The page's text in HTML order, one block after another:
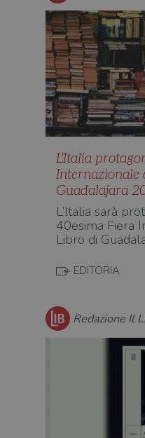
L'Italia
Internazionale
Guadalajara
L’Italia sarà
40esima Fiera
Libro di
EDITORIA
Redazione Il